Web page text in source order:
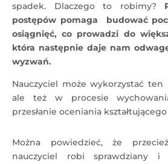
spadek. Dlaczego to robimy?
postępów pomaga budować
osiągnięć, co prowadzi do
która następnie daje nam
wyzwań.
Nauczyciel może wykorzystać ten
ale też w procesie
przesłanie oceniania
Można powiedzieć, że
nauczyciel robi sprawdziany i